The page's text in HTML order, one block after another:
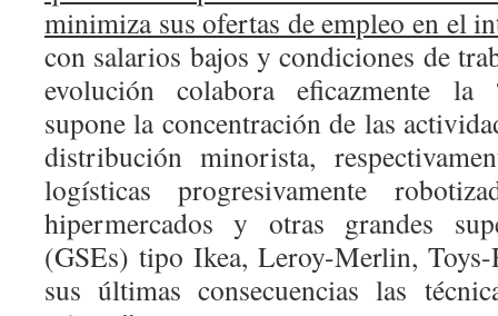
minimiza sus ofertas de empleo en el
con salarios bajos y condiciones de
evolución colabora eficazmente la
supone la concentración de las
distribución minorista,
logísticas progresivamente
hipermercados y otras grandes
(GSEs) tipo Ikea, Leroy-Merlin,
sus últimas consecuencias las